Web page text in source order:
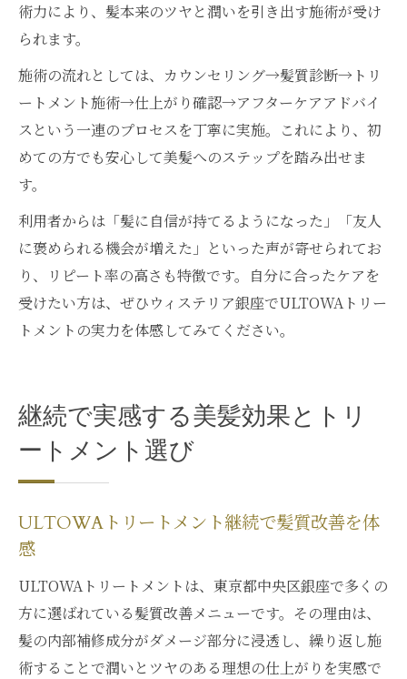
術力により、髪本来のツヤと潤いを引き出す施術が受け
られます。
施術の流れとしては、カウンセリング→髪質診断→トリ
ートメント施術→仕上がり確認→アフターケアアドバイ
スという一連のプロセスを丁寧に実施。これにより、初
めての方でも安心して美髪へのステップを踏み出せま
す。
利用者からは「髪に自信が持てるようになった」「友人
に褒められる機会が増えた」といった声が寄せられてお
り、リピート率の高さも特徴です。自分に合ったケアを
受けたい方は、ぜひウィステリア銀座でULTOWAトリー
トメントの実力を体感してみてください。
継続で実感する美髪効果とトリ
ートメント選び
ULTOWAトリートメント継続で髪質改善を体
感
ULTOWAトリートメントは、東京都中央区銀座で多くの
方に選ばれている髪質改善メニューです。その理由は、
髪の内部補修成分がダメージ部分に浸透し、繰り返し施
術することで潤いとツヤのある理想の仕上がりを実感で